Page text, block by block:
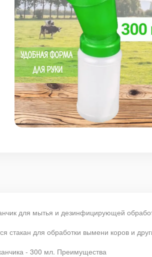
для мытья и дезинфицирующей
стакан для обработки вымени коров и
- 300 мл. Преимущества